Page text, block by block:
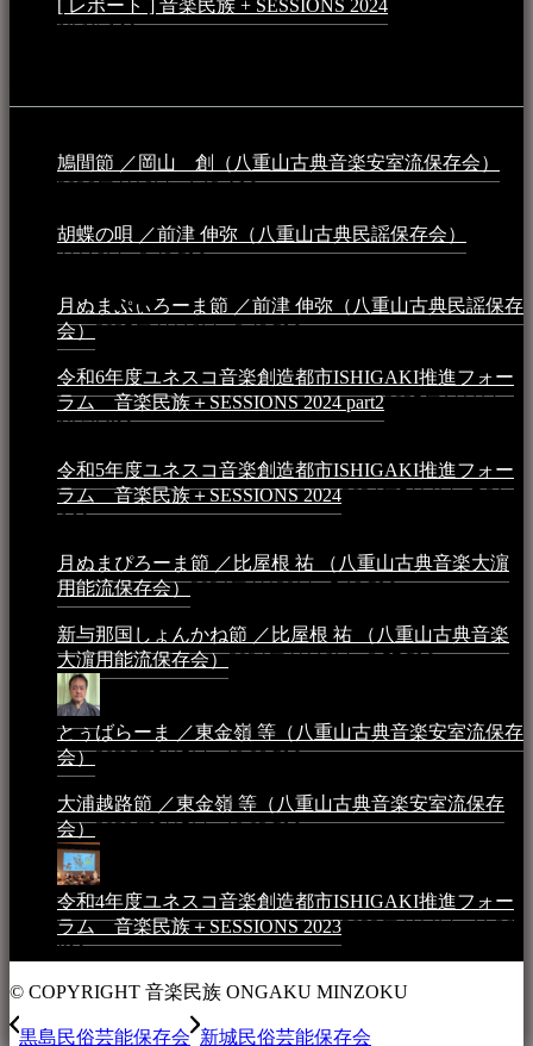
[ レポート ] 音楽民族 + SESSIONS 2024
10:16 AM
鳩間節 ／岡山 創（八重山古典音楽安室流保存会）
2026年4月6日 - 1:13 AM
胡蝶の唄 ／前津 伸弥（八重山古典民謡保存会）
4月16日 - 3:48 PM
月ぬまぷぃろーま節 ／前津 伸弥（八重山古典民謡保存
会）2025年4月16日 - 3:48 PM
令和6年度ユネスコ音楽創造都市ISHIGAKI推進フォー
ラム 音楽民族＋SESSIONS 2024 part22025年1月1日 -
10:50 PM
令和5年度ユネスコ音楽創造都市ISHIGAKI推進フォー
ラム 音楽民族＋SESSIONS 20242024年5月4日 - 7:21
AM
月ぬまぴろーま節 ／比屋根 祐 （八重山古典音楽大濵
用能流保存会）2024年4月20日 - 5:19 PM
新与那国しょんかね節 ／比屋根 祐 （八重山古典音楽
大濵用能流保存会）2024年4月16日 - 3:57 PM
とぅばらーま ／東金嶺 等（八重山古典音楽安室流保存
会）2023年5月5日 - 10:08 PM
大浦越路節 ／東金嶺 等（八重山古典音楽安室流保存
会）2023年5月5日 - 10:03 PM
令和4年度ユネスコ音楽創造都市ISHIGAKI推進フォー
ラム 音楽民族＋SESSIONS 20232023年4月4日 - 11:36
PM
© COPYRIGHT 音楽民族 ONGAKU MINZOKU
黒島民俗芸能保存会 新城民俗芸能保存会